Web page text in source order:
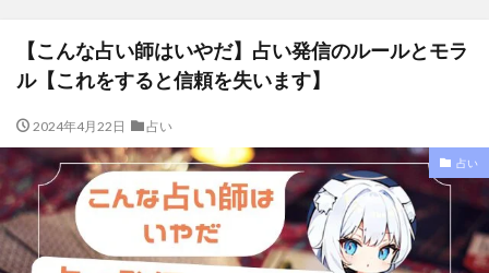
【こんな占い師はいやだ】占い発信のルールとモラ
ル【これをすると信頼を失います】
2024年4月22日 占い
占い